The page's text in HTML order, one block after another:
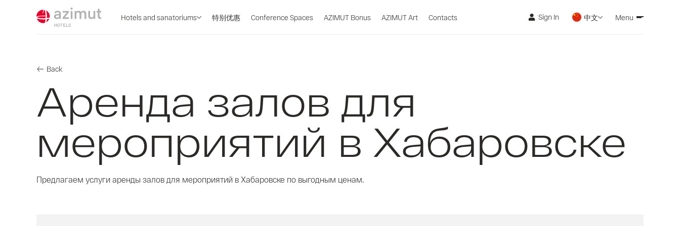
Hotels and sanatoriums 特别优惠 Conference Spaces AZIMUT Bonus AZIMUT Art Contacts Sign In 中文 Menu
Back
Аренда залов для
мероприятий в Хабаровске
Предлагаем услуги аренды залов для мероприятий в Хабаровске по выгодным ценам.